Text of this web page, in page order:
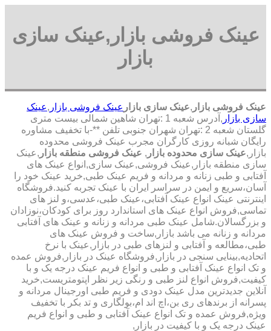
عینک فروشی بازار,عینک سازی
بازار
عینک فروشی بازار ,عینک سازی بازار عینک فروشی بازار ,عینک
سازی بازار
,آدرس شعبه 1 :تهران شاهین شمالی بیست متری
گلستان شعبه 2 :تهران شهران جنوبی تلفن **-با تخفیف مشاوره
رایگان شبانه روزی کارگران مجرب عینک فروشی محدوده
بازار,عینک سازی محدوده بازار , عینک فروشی منطقه بازار ,عینک
سازی منطقه بازار,عینک فروشی,عینک سازی,انواع عینک های
آفتابی و طبی زنانه و مردانه و فریم عینک طبی,خرید عینک خود را
آسان،سریع و ایمن در سراسر ایران با عینک تجربه کنید.فروشگاه
اینترنتی عینک انواع عینک آفتابی،عینک طبی،عدسی،و لنز های
تماسی,فروش انواع عینک های استاندارد روز برای کودکان،نوزادان
و بزرگسالان.شامل عینک طبی مردانه و زنانه و عینک های آفتابی
مردانه و زنانه می باشد بازار,ساخت و فروش عینک های
طبی،مطالعه و آفتابی و لنزهای طبی در بازار,عینک با نرخ
اتحادیه,بینایی سنجی در بازار,فروشگاه عینک در بازار,فروش عمده
و تک انواع عینک آفتابی و طبی و انواع فریم عینک درجه یک و با
کیفیت,فروش انواع لنز طبی و رنگی زیر نظر اپتومتریست,خرید
آنلاین جدیدترین مدل عینک دودی و فریم طبی اورجینال مردانه و
پسرانه از برندهای ری بن،اچ اند ام،بولگاری و تد بکر با تخفیف
ویژه,فروش عمده و تک انواع عینک آفتابی و طبی و انواع فریم
عینک درجه یک و با کیفیت در بازار,